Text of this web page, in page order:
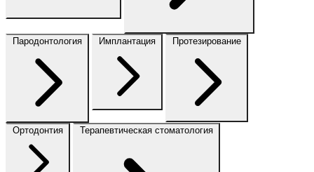
Пародонтология Имплантация Протезирование
Ортодонтия Терапевтическая стоматология